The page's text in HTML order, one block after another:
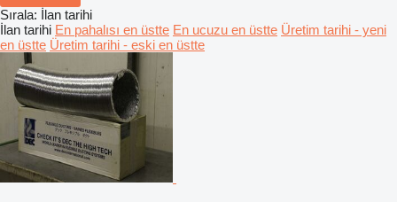
Sırala: İlan tarihi
İlan tarihi En pahalısı en üstte En ucuzu en üstte Üretim tarihi - yeni
en üstte Üretim tarihi - eski en üstte